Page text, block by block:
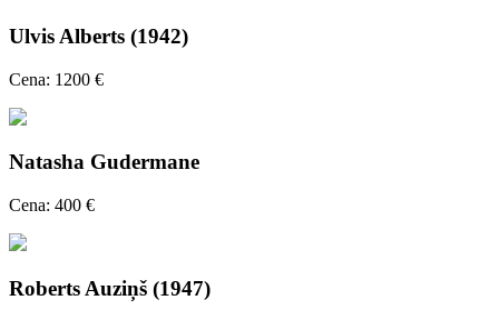
Ulvis Alberts (1942)
Cena: 1200 €
Natasha Gudermane
Cena: 400 €
Roberts Auziņš (1947)